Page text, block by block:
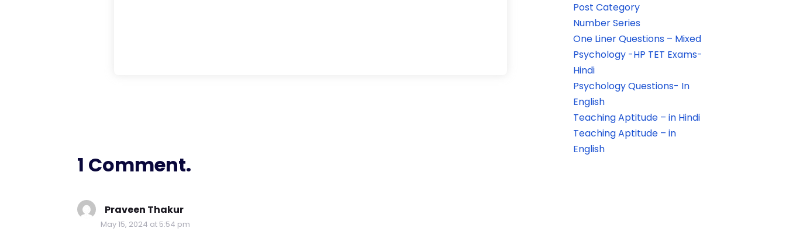
1 Comment.
Praveen Thakur
May 15, 2024 at 5:54 pm
Post Category
Number Series
One Liner Questions – Mixed
Psychology -HP TET Exams-
Hindi
Psychology Questions- In
English
Teaching Aptitude – in Hindi
Teaching Aptitude – in
English